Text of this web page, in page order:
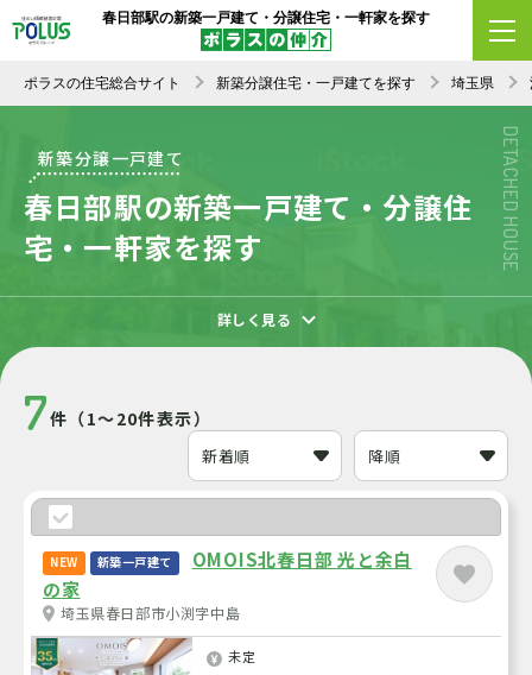
春日部駅の新築一戸建て・分譲住宅・一軒家を探す
ポラスの住宅総合サイト 新築分譲住宅・一戸建てを探す 埼玉県
DETACHED HOUSE
新築分譲一戸建て
春日部駅の新築一戸建て・分譲住
宅・一軒家を探す
詳しく見る
7件（1～20件表示）
NEW 新築一戸建て
OMOIS北春日部 光と余白
の家
埼玉県春日部市小渕字中島
未定
エリア変更 条件変更